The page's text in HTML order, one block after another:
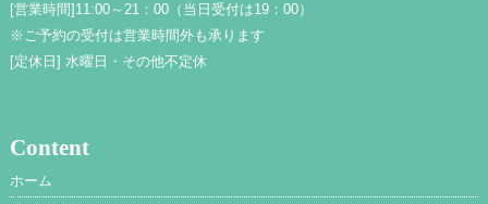
[営業時間] 11:00～21：00（当日受付は19：00）
※ご予約の受付は営業時間外も承ります
[定休日] 水曜日・その他不定休
Content
ホーム